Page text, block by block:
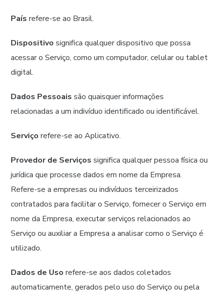
País refere-se ao Brasil.
Dispositivo significa qualquer dispositivo que possa
acessar o Serviço, como um computador, celular ou tablet
digital.
Dados Pessoais são quaisquer informações
relacionadas a um indivíduo identificado ou identificável.
Serviço refere-se ao Aplicativo.
Provedor de Serviços significa qualquer pessoa física ou
jurídica que processe dados em nome da Empresa.
Refere-se a empresas ou indivíduos terceirizados
contratados para facilitar o Serviço, fornecer o Serviço em
nome da Empresa, executar serviços relacionados ao
Serviço ou auxiliar a Empresa a analisar como o Serviço é
utilizado.
Dados de Uso refere-se aos dados coletados
automaticamente, gerados pelo uso do Serviço ou pela